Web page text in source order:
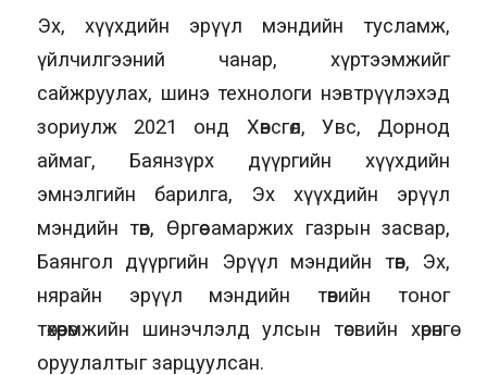
Эх, хүүхдийн эрүүл мэндийн тусламж,
үйлчилгээний чанар, хүртээмжийг
сайжруулах, шинэ технологи нэвтрүүлэхэд
зориулж 2021 онд Хөвсгөл, Увс, Дорнод
аймаг, Баянзүрх дүүргийн хүүхдийн
эмнэлгийн барилга, Эх хүүхдийн эрүүл
мэндийн төв, Өргөө амаржих газрын засвар,
Баянгол дүүргийн Эрүүл мэндийн төв, Эх,
нярайн эрүүл мэндийн төвийн тоног
төхөөрөмжийн шинэчлэлд улсын төсвийн хөрөнгө
оруулалтыг зарцуулсан.